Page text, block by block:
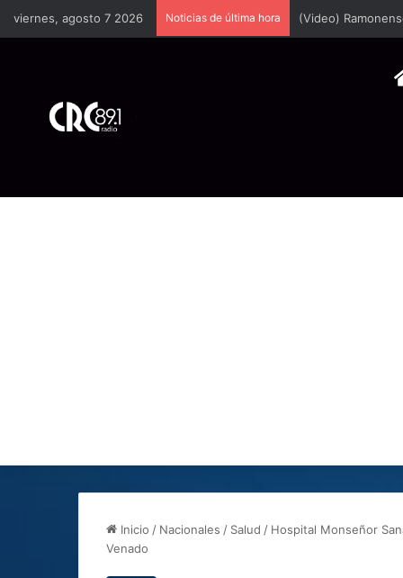
viernes, agosto 7 2026 Noticias de última hora
Inicio / Nacionales / Salud / Hospital Monseñor
Venado